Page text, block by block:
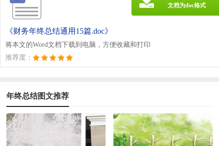
《财务年终总结通用15篇.doc》
将本文的Word文档下载到电脑，方便收藏和打印
推荐度：
文档为doc格式
年终总结图文推荐